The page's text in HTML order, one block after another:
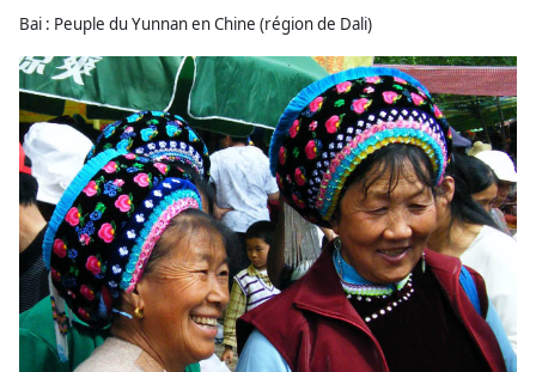
Bai : Peuple du Yunnan en Chine (région de Dali)